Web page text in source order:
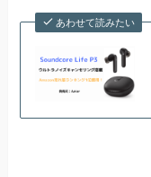
あわせて読みたい